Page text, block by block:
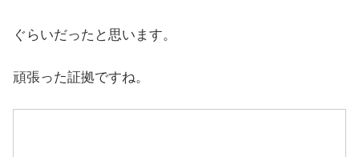
ぐらいだったと思います。
頑張った証拠ですね。